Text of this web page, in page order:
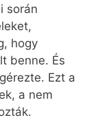
során
hogy
benne. És
Ezt a
a nem